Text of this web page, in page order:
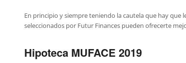
En principio y siempre teniendo la cautela que hay
seleccionados por Futur Finances pueden ofrecerte
Hipoteca MUFACE 2019